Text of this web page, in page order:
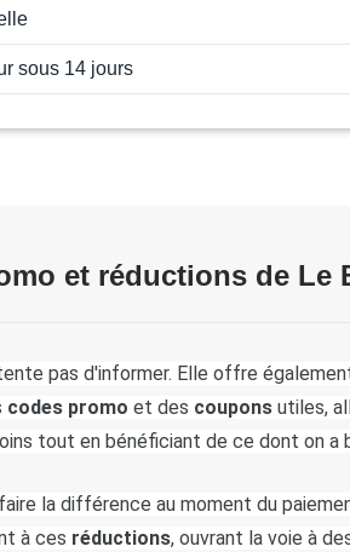
sous 14 jours
et réductions de Le
pas d'informer. Elle offre
codes promo et des coupons utiles,
tout en bénéficiant de ce dont on
la différence au moment du
à ces réductions, ouvrant la voie à